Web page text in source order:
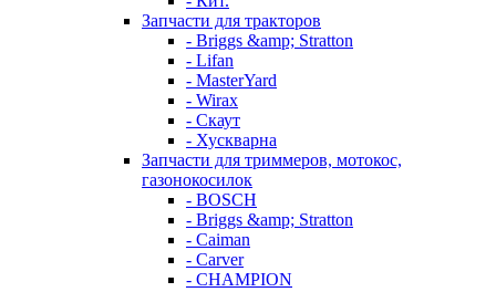
Запчасти для тракторов
- Briggs &amp; Stratton
- Lifan
- MasterYard
- Wirax
- Скаут
- Хускварна
Запчасти для триммеров, мотокос,
газонокосилок
- BOSCH
- Briggs &amp; Stratton
- Caiman
- Carver
- CHAMPION